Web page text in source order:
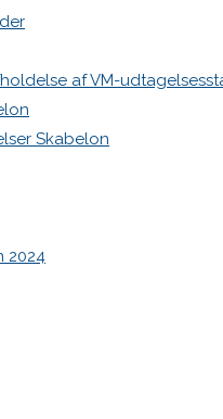
af VM-
Skabelon
2024